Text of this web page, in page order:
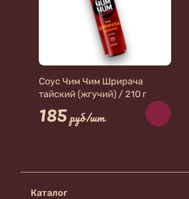
Соус Чим Чим Шрирача
тайский (жгучий) / 210 г
185руб/шт
Каталог